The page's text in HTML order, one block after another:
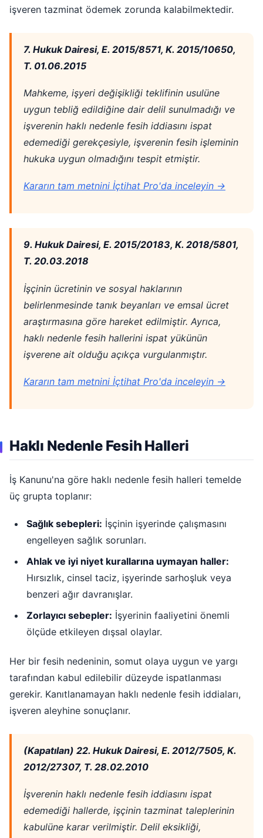
işveren tazminat ödemek zorunda kalabilmektedir.
7. Hukuk Dairesi, E. 2015/8571, K. 2015/10650,
T. 01.06.2015
Mahkeme, işyeri değişikliği teklifinin usulüne
uygun tebliğ edildiğine dair delil sunulmadığı ve
işverenin haklı nedenle fesih iddiasını ispat
edemediği gerekçesiyle, işverenin fesih işleminin
hukuka uygun olmadığını tespit etmiştir.
Kararın tam metnini İçtihat Pro'da inceleyin →
9. Hukuk Dairesi, E. 2015/20183, K. 2018/5801,
T. 20.03.2018
İşçinin ücretinin ve sosyal haklarının
belirlenmesinde tanık beyanları ve emsal ücret
araştırmasına göre hareket edilmiştir. Ayrıca,
haklı nedenle fesih hallerini ispat yükünün
işverene ait olduğu açıkça vurgulanmıştır.
Kararın tam metnini İçtihat Pro'da inceleyin →
Haklı Nedenle Fesih Halleri
İş Kanunu'na göre haklı nedenle fesih halleri temelde
üç grupta toplanır:
Sağlık sebepleri: İşçinin işyerinde çalışmasını
engelleyen sağlık sorunları.
Ahlak ve iyi niyet kurallarına uymayan haller:
Hırsızlık, cinsel taciz, işyerinde sarhoşluk veya
benzeri ağır davranışlar.
Zorlayıcı sebepler: İşyerinin faaliyetini önemli
ölçüde etkileyen dışsal olaylar.
Her bir fesih nedeninin, somut olaya uygun ve yargı
tarafından kabul edilebilir düzeyde ispatlanması
gerekir. Kanıtlanamayan haklı nedenle fesih iddiaları,
işveren aleyhine sonuçlanır.
(Kapatılan) 22. Hukuk Dairesi, E. 2012/7505, K.
2012/27307, T. 28.02.2010
İşverenin haklı nedenle fesih iddiasını ispat
edemediği hallerde, işçinin tazminat taleplerinin
kabulüne karar verilmiştir. Delil eksikliği,